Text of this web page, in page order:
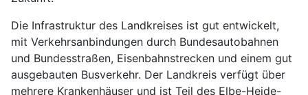
Die Infrastruktur des Landkreises ist gut entwickelt,
mit Verkehrsanbindungen durch Bundesautobahnen
und Bundesstraßen, Eisenbahnstrecken und einem gut
ausgebauten Busverkehr. Der Landkreis verfügt über
mehrere Krankenhäuser und ist Teil des Elbe-Heide-